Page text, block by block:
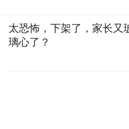
太恐怖，下架了，家长又
璃心了？